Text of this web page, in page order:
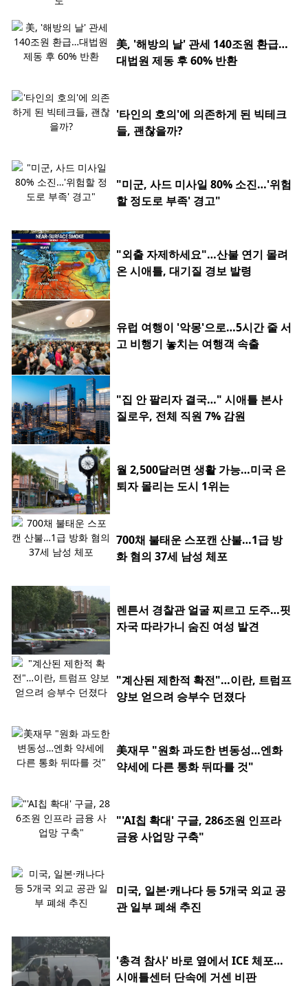
美, '해방의 날' 관세 140조원 환급…
대법원 제동 후 60% 반환
'타인의 호의'에 의존하게 된 빅테크
들, 괜찮을까?
"미군, 사드 미사일 80% 소진…'위험
할 정도로 부족' 경고"
"외출 자제하세요"…산불 연기 몰려
온 시애틀, 대기질 경보 발령
유럽 여행이 '악몽'으로…5시간 줄 서
고 비행기 놓치는 여행객 속출
"집 안 팔리자 결국…" 시애틀 본사
질로우, 전체 직원 7% 감원
월 2,500달러면 생활 가능…미국 은
퇴자 몰리는 도시 1위는
700채 불태운 스포캔 산불…1급 방
화 혐의 37세 남성 체포
렌튼서 경찰관 얼굴 찌르고 도주…핏
자국 따라가니 숨진 여성 발견
"계산된 제한적 확전"…이란, 트럼프
양보 얻으려 승부수 던졌다
美재무 "원화 과도한 변동성…엔화
약세에 다른 통화 뒤따를 것"
"'AI칩 확대' 구글, 286조원 인프라
금융 사업망 구축"
미국, 일본·캐나다 등 5개국 외교 공
관 일부 폐쇄 추진
'총격 참사' 바로 옆에서 ICE 체포…
시애틀센터 단속에 거센 비판